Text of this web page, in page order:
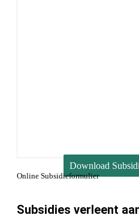
Download
Online Subsidieformulier
Subsidies verleent